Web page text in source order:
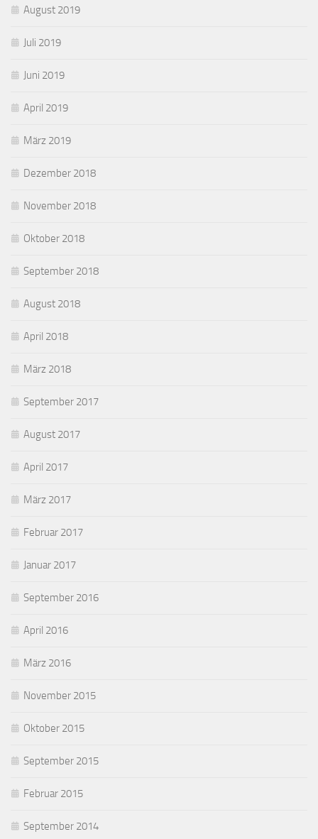
August 2019
Juli 2019
Juni 2019
April 2019
März 2019
Dezember 2018
November 2018
Oktober 2018
September 2018
August 2018
April 2018
März 2018
September 2017
August 2017
April 2017
März 2017
Februar 2017
Januar 2017
September 2016
April 2016
März 2016
November 2015
Oktober 2015
September 2015
Februar 2015
September 2014